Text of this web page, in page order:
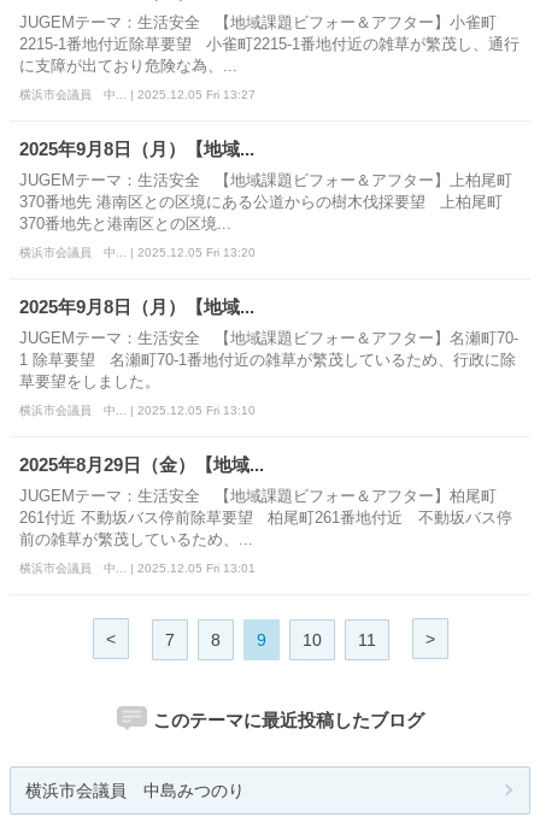
JUGEMテーマ：生活安全 【地域課題ビフォー＆アフター】小雀町
2215-1番地付近除草要望 小雀町2215-1番地付近の雑草が繁茂し、通行
に支障が出ており危険な為、...
横浜市会議員 中... | 2025.12.05 Fri 13:27
2025年9月8日（月）【地域...
JUGEMテーマ：生活安全 【地域課題ビフォー＆アフター】上柏尾町
370番地先 港南区との区境にある公道からの樹木伐採要望 上柏尾町
370番地先と港南区との区境...
横浜市会議員 中... | 2025.12.05 Fri 13:20
2025年9月8日（月）【地域...
JUGEMテーマ：生活安全 【地域課題ビフォー＆アフター】名瀬町70-
1 除草要望 名瀬町70-1番地付近の雑草が繁茂しているため、行政に除
草要望をしました。
横浜市会議員 中... | 2025.12.05 Fri 13:10
2025年8月29日（金）【地域...
JUGEMテーマ：生活安全 【地域課題ビフォー＆アフター】柏尾町
261付近 不動坂バス停前除草要望 柏尾町261番地付近 不動坂バス停
前の雑草が繁茂しているため、...
横浜市会議員 中... | 2025.12.05 Fri 13:01
< 7 8 9 10 11 >
このテーマに最近投稿したブログ
横浜市会議員 中島みつのり